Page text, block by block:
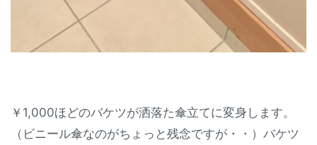
￥1,000ほどのバケツが洒落た傘立てに変身します。
（ビニール傘なのがちょっと残念ですが・・）バケツ